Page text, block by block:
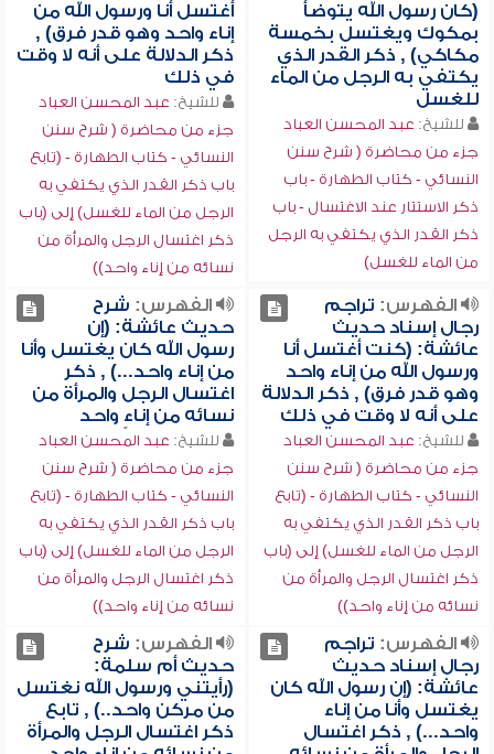
(كان رسول الله يتوضأ
بمكوك ويغتسل بخمسة
مكاكي) , ذكر القدر الذي
يكتفي به الرجل من الماء
للغسل
للشيخ: عبد المحسن العباد
جزء من محاضرة ( شرح سنن
النسائي - كتاب الطهارة - باب
ذكر الاستتار عند الاغتسال - باب
ذكر القدر الذي يكتفي به الرجل
من الماء للغسل)
أغتسل أنا ورسول الله من
إناء واحد وهو قدر فرق) ,
ذكر الدلالة على أنه لا وقت
في ذلك
للشيخ: عبد المحسن العباد
جزء من محاضرة ( شرح سنن
النسائي - كتاب الطهارة - (تابع
باب ذكر القدر الذي يكتفي به
الرجل من الماء للغسل) إلى (باب
ذكر اغتسال الرجل والمرأة من
نسائه من إناء واحد))
الفهرس: تراجم
رجال إسناد حديث
عائشة: (كنت أغتسل أنا
ورسول الله من إناء واحد
وهو قدر فرق) , ذكر الدلالة
على أنه لا وقت في ذلك
للشيخ: عبد المحسن العباد
جزء من محاضرة ( شرح سنن
النسائي - كتاب الطهارة - (تابع
باب ذكر القدر الذي يكتفي به
الرجل من الماء للغسل) إلى (باب
ذكر اغتسال الرجل والمرأة من
نسائه من إناء واحد))
الفهرس: شرح
حديث عائشة: (إن
رسول الله كان يغتسل وأنا
من إناء واحد...) , ذكر
اغتسال الرجل والمرأة من
نسائه من إناءٍ واحد
للشيخ: عبد المحسن العباد
جزء من محاضرة ( شرح سنن
النسائي - كتاب الطهارة - (تابع
باب ذكر القدر الذي يكتفي به
الرجل من الماء للغسل) إلى (باب
ذكر اغتسال الرجل والمرأة من
نسائه من إناء واحد))
الفهرس: تراجم
رجال إسناد حديث
عائشة: (إن رسول الله كان
يغتسل وأنا من إناء
واحد...) , ذكر اغتسال
الفهرس: شرح
حديث أم سلمة:
(رأيتني ورسول الله نغتسل
من مركن واحد..) , تابع
ذكر اغتسال الرجل والمرأة